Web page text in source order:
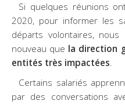
Si quelques réunions
2020, pour informer les
départs volontaires,
nouveau que la direction
entités très impactées.
Certains salariés
par des conversations